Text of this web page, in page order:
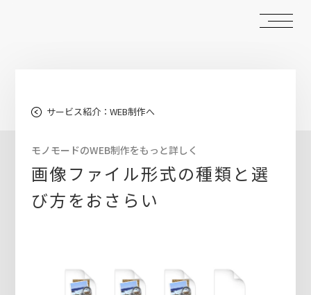
サービス紹介：WEB制作へ
モノモードのWEB制作をもっと詳しく
画像ファイル形式の種類と選
び方をおさらい